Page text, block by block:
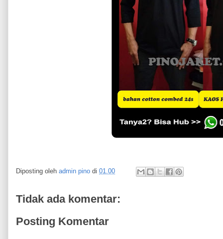
Diposting oleh admin pino di 01.00
Tidak ada komentar:
Posting Komentar